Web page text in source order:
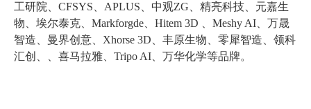
工研院、CFSYS、APLUS、中观ZG、精亮科技、元嘉生
物、埃尔泰克、Markforgde、Hitem 3D 、Meshy AI、万晟
智造、曼界创意、Xhorse 3D、丰原生物、零犀智造、领科
汇创、、喜马拉雅、Tripo AI、万华化学等品牌。